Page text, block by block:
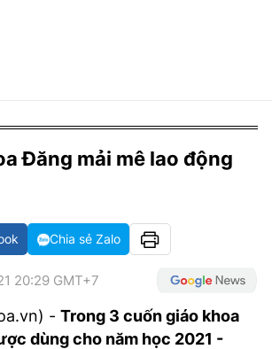
HÓA
Đăng mải mê lao động
Chia sẻ Zalo
20:29 GMT+7
- Trong 3 cuốn giáo khoa
dùng cho năm học 2021 -